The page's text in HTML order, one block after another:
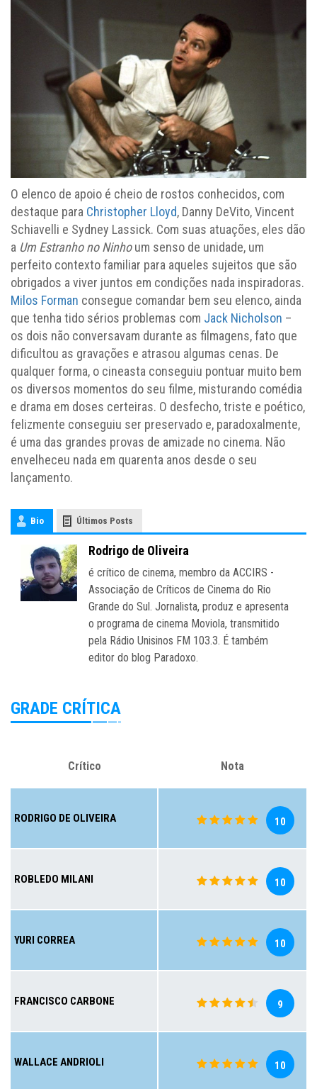
O elenco de apoio é cheio de rostos conhecidos, com
destaque para Christopher Lloyd, Danny DeVito, Vincent
Schiavelli e Sydney Lassick. Com suas atuações, eles dão
a Um Estranho no Ninhoum senso de unidade, um
perfeito contexto familiar para aqueles sujeitos que são
obrigados a viver juntos em condições nada inspiradoras.
Milos Forman consegue comandar bem seu elenco, ainda
que tenha tido sérios problemas com Jack Nicholson –
os dois não conversavam durante as filmagens, fato que
dificultou as gravações e atrasou algumas cenas. De
qualquer forma, o cineasta conseguiu pontuar muito bem
os diversos momentos do seu filme, misturando comédia
e drama em doses certeiras. O desfecho, triste e poético,
felizmente conseguiu ser preservado e, paradoxalmente,
é uma das grandes provas de amizade no cinema. Não
envelheceu nada em quarenta anos desde o seu
lançamento.
Bio Últimos Posts
Rodrigo de Oliveira
é crítico de cinema, membro da ACCIRS -
Associação de Críticos de Cinema do Rio
Grande do Sul. Jornalista, produz e apresenta
o programa de cinema Moviola, transmitido
pela Rádio Unisinos FM 103.3. É também
editor do blog Paradoxo.
GRADE CRÍTICA
Crítico Nota
RODRIGO DE OLIVEIRA 10
ROBLEDO MILANI 10
YURI CORREA 10
FRANCISCO CARBONE 9
WALLACE ANDRIOLI 10